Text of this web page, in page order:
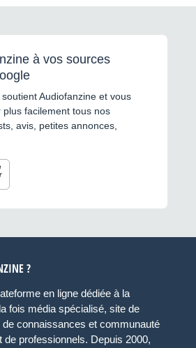
à vos sources
Audiofanzine et vous
facilement tous nos
avis, petites annonces,
?
en ligne dédiée à la
fois média spécialisé, site de
connaissances et communauté
professionnels. Depuis 2000,